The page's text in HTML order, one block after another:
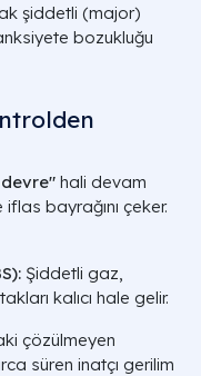
şiddetli (major)
bozukluğu
devre" hali devam
bayrağını çeker.
Şiddetli gaz,
kalıcı hale gelir.
çözülmeyen
süren inatçı gerilim